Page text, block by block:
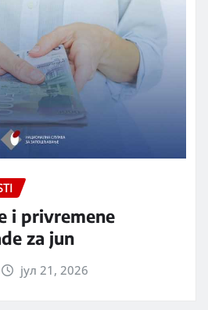
i privremene
za jun
јул 21, 2026